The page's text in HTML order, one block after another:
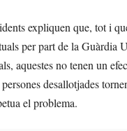
expliquen que, tot i
per part de la Guàrdia
aquestes no tenen un
desallotjades
el problema.